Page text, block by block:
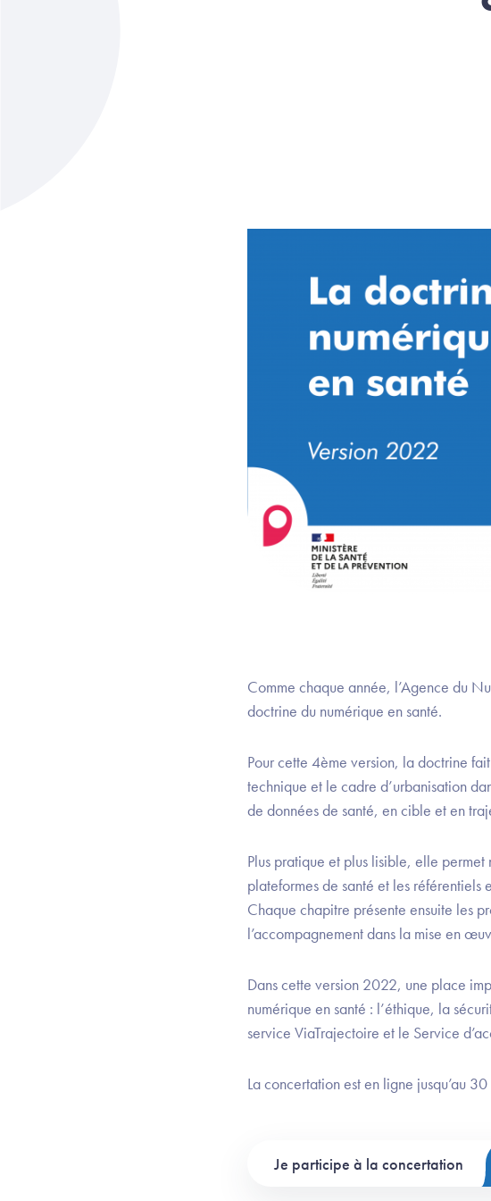
Comme chaque année, l’Agence du
doctrine du numérique en santé.
Pour cette 4ème version, la doctrine
technique et le cadre d’urbanisation
de données de santé, en cible et en
Plus pratique et plus lisible, elle
plateformes de santé et les référentiels
Chaque chapitre présente ensuite les
l’accompagnement dans la mise en
Dans cette version 2022, une place
numérique en santé : l’éthique, la
service ViaTrajectoire et le Service
La concertation est en ligne jusqu’au
Je participe à la concertation